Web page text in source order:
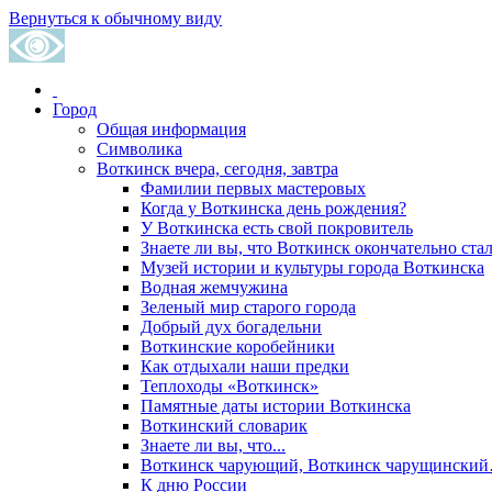
Вернуться к обычному виду
Город
Общая информация
Символика
Воткинск вчера, сегодня, завтра
Фамилии первых мастеровых
Когда у Воткинска день рождения?
У Воткинска есть свой покровитель
Знаете ли вы, что Воткинск окончательно
Музей истории и культуры города Воткинска
Водная жемчужина
Зеленый мир старого города
Добрый дух богадельни
Воткинские коробейники
Как отдыхали наши предки
Теплоходы «Воткинск»
Памятные даты истории Воткинска
Воткинский словарик
Знаете ли вы, что...
Воткинск чарующий, Воткинск
К дню России